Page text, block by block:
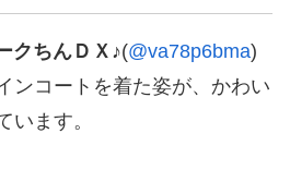
クちんＤＸ♪(@va78p6bma)
ンコートを着た姿が、かわい
います。